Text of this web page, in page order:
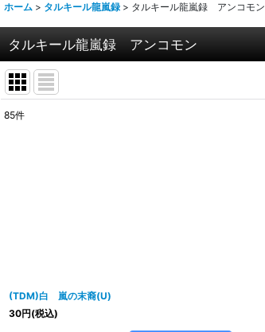
ホーム > タルキール龍嵐録 > タルキール龍嵐録 アンコモン
タルキール龍嵐録 アンコモン
85件
(TDM)白 嵐の末裔(U)
30円(税込)